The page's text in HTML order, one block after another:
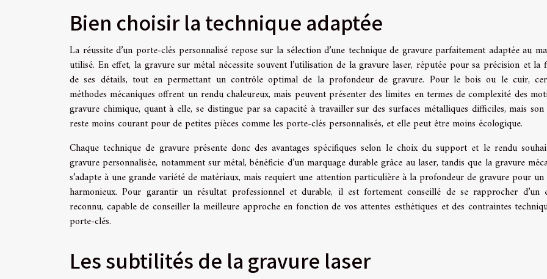
Bien choisir la technique adaptée
La réussite d’un porte-clés personnalisé repose sur la sélection d’une technique de gravure parfaitement adaptée au
utilisé. En effet, la gravure sur métal nécessite souvent l’utilisation de la gravure laser, réputée pour sa précision et la
de ses détails, tout en permettant un contrôle optimal de la profondeur de gravure. Pour le bois ou le cuir,
méthodes mécaniques offrent un rendu chaleureux, mais peuvent présenter des limites en termes de complexité des
gravure chimique, quant à elle, se distingue par sa capacité à travailler sur des surfaces métalliques difficiles, mais son
reste moins courant pour de petites pièces comme les porte-clés personnalisés, et elle peut être moins écologique.
Chaque technique de gravure présente donc des avantages spécifiques selon le choix du support et le rendu
gravure personnalisée, notamment sur métal, bénéficie d’un marquage durable grâce au laser, tandis que la gravure
s’adapte à une grande variété de matériaux, mais requiert une attention particulière à la profondeur de gravure pour
harmonieux. Pour garantir un résultat professionnel et durable, il est fortement conseillé de se rapprocher d’un
reconnu, capable de conseiller la meilleure approche en fonction de vos attentes esthétiques et des contraintes
porte-clés.
Les subtilités de la gravure laser